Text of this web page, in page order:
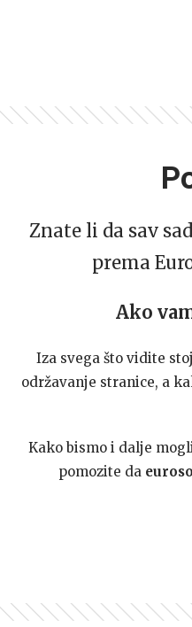
Znate li da sav
prema
Ako
Iza svega što vidite
održavanje stranice, a
Kako bismo i dalje
pomozite da